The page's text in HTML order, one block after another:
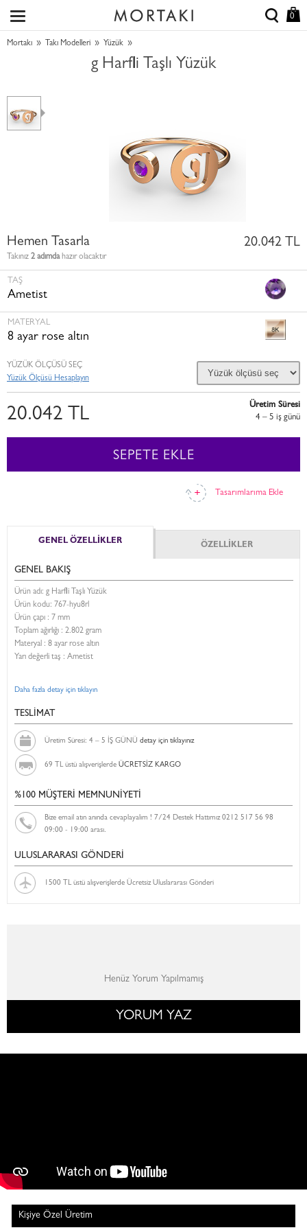
0
Mortakı » Takı Modelleri » Yüzük »
g Harfli Taşlı Yüzük
Hemen Tasarla
Takınız 2 adımdahazır olacaktır
20.042 TL
TAŞ
Ametist
MATERYAL
8 ayar rose altın
Tasarımlarıma Ekle
YÜZÜK ÖLÇÜSÜ SEÇ
Yüzük Ölçüsü Hesaplayın
20.042 TL
Üretim Süresi
4 – 5 i̇ş günü
SEPETE EKLE
GENEL ÖZELLİKLER ÖZELLİKLER
GENEL BAKIŞ
Ürün adı: g Harfli Taşlı Yüzük
Ürün kodu: 767-hyu8rl
Ürün çapı : 7 mm
Toplam ağırlığı : 2.802 gram
Materyal : 8 ayar rose altın
Yarı değerli taş : Ametist
Daha fazla detay için tıklayın
TESLİMAT
Üretim Süresi: 4 – 5 İŞ GÜNÜ detay için tıklayınız
69 TL üstü alışverişlerde ÜCRETSİZ KARGO
%100 MÜŞTERİ MEMNUNİYETİ
Bize email atın anında cevaplayalım ! 7/24 Destek Hattımız 0212 517 56 98
09:00 - 19:00 arası.
ULUSLARARASI GÖNDERİ
1500 TL üstü alışverişlerde Ücretsiz Uluslararası Gönderi
Henüz Yorum Yapılmamış
YORUM YAZ
Kişiye Özel Üretim